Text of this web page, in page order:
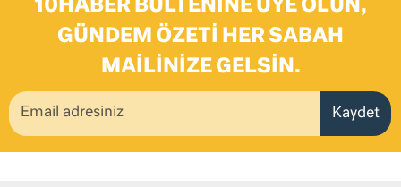
10HABER BÜLTENINE ÜYE OLUN,
GÜNDEM ÖZETI HER SABAH
MAILINIZE GELSIN.
Kaydet